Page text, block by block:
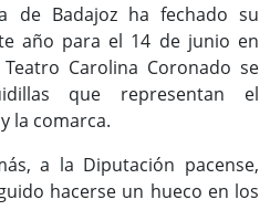
de Badajoz ha fechado su
año para el 14 de junio en
Carolina Coronado se
que representan el
la comarca.
a la Diputación pacense,
hacerse un hueco en los